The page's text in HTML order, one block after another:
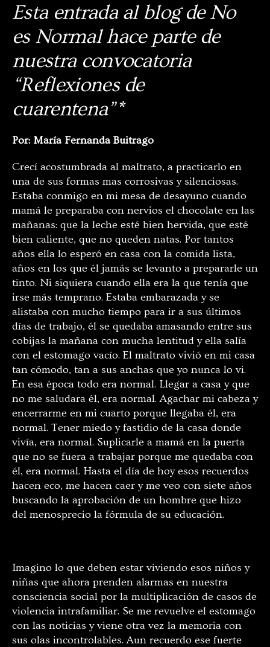
Esta entrada al blog de No
es Normal hace parte de
nuestra convocatoria
“Reflexiones de
cuarentena”*
Por: María Fernanda Buitrago
Crecí acostumbrada al maltrato, a practicarlo en
una de sus formas mas corrosivas y silenciosas.
Estaba conmigo en mi mesa de desayuno cuando
mamá le preparaba con nervios el chocolate en las
mañanas: que la leche esté bien hervida, que esté
bien caliente, que no queden natas. Por tantos
años ella lo esperó en casa con la comida lista,
años en los que él jamás se levanto a prepararle un
tinto. Ni siquiera cuando ella era la que tenía que
irse más temprano. Estaba embarazada y se
alistaba con mucho tiempo para ir a sus últimos
días de trabajo, él se quedaba amasando entre sus
cobijas la mañana con mucha lentitud y ella salía
con el estomago vacío. El maltrato vivió en mi casa
tan cómodo, tan a sus anchas que yo nunca lo vi.
En esa época todo era normal. Llegar a casa y que
no me saludara él, era normal. Agachar mi cabeza y
encerrarme en mi cuarto porque llegaba él, era
normal. Tener miedo y fastidio de la casa donde
vivía, era normal. Suplicarle a mamá en la puerta
que no se fuera a trabajar porque me quedaba con
él, era normal. Hasta el día de hoy esos recuerdos
hacen eco, me hacen caer y me veo con siete años
buscando la aprobación de un hombre que hizo
del menosprecio la fórmula de su educación.
Imagino lo que deben estar viviendo esos niños y
niñas que ahora prenden alarmas en nuestra
consciencia social por la multiplicación de casos de
violencia intrafamiliar. Se me revuelve el estomago
con las noticias y viene otra vez la memoria con
sus olas incontrolables. Aun recuerdo ese fuerte